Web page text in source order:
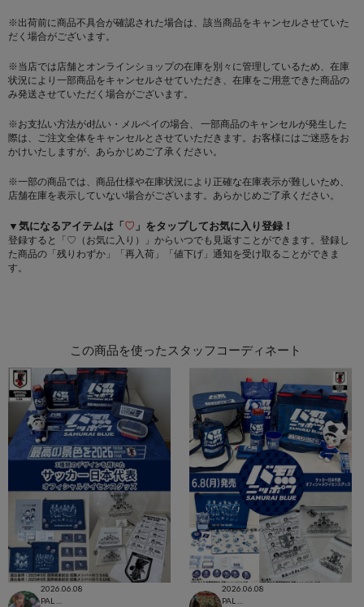
※出荷前に商品不具合が確認された場合は、該当商品をキャンセルさせていた
だく場合がございます。
※当店では店舗とオンラインショップの在庫を別々に管理しているため、在庫
状況により一部商品をキャンセルさせていただき、在庫をご用意できた商品の
み発送させていただく場合がございます。
※お支払い方法がd払い・メルペイの場合、 一部商品のキャンセルが発生した
際は、ご注文全体をキャンセルとさせていただきます。お客様にはご迷惑をお
かけいたしますが、あらかじめご了承ください。
※一部の商品では、商品仕様や在庫状況により正確な在庫表示が難しいため、
店舗在庫を表示していない場合がございます。あらかじめご了承ください。
▼気になるアイテムは「♡ 」をタップしてお気に入り登録！
登録すると「♡（お気に入り）」からいつでも見返すことができます。登録し
た商品の「残りわずか」「再入荷」「値下げ」通知を受け取ることができま
す。
この商品を使ったスタッフコーディネート
2026.06.08
2026.06.08